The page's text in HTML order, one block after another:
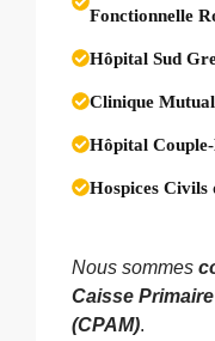
Fonctionnelle
Hôpital Sud
Clinique
Hôpital
Hospices
Nous sommes
Caisse
(CPAM).